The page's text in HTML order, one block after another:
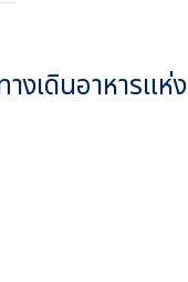
งเดินอาหารแห่ง